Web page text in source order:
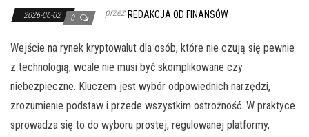
2026-06-02 0 przez REDAKCJA OD FINANSÓW
Wejście na rynek kryptowalut dla osób, które nie czują się pewnie
z technologią, wcale nie musi być skomplikowane czy
niebezpieczne. Kluczem jest wybór odpowiednich narzędzi,
zrozumienie podstaw i przede wszystkim ostrożność. W praktyce
sprowadza się to do wyboru prostej, regulowanej platformy,